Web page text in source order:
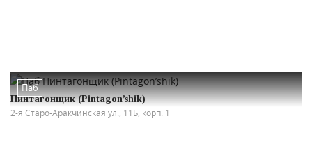
Паб
Пинтагонщик (Pintagon’shik)
2-я Старо-Аракчинская ул., 11Б, корп. 1